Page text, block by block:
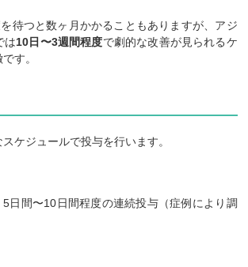
待つと数ヶ月かかることもありますが、アジ
は10日〜3週間程度で劇的な改善が見られるケ
す。
ケジュールで投与を行います。
5日間〜10日間程度の連続投与（症例により調